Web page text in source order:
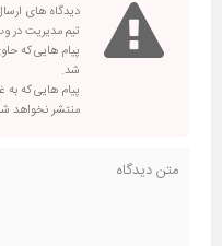
دیدگاه های
تیم مدیریت در
پیام هایی که
شد.
پیام هایی که به
منتشر نخواهد